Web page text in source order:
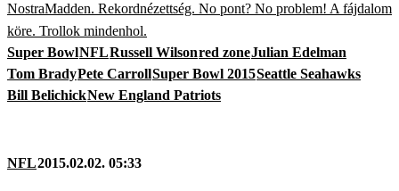
NostraMadden. Rekordnézettség. No pont? No problem! A fájdalom
köre. Trollok mindenhol.
Super BowlNFLRussell Wilsonred zoneJulian Edelman
Tom BradyPete CarrollSuper Bowl 2015Seattle Seahawks
Bill BelichickNew England Patriots
NFL2015.02.02. 05:33